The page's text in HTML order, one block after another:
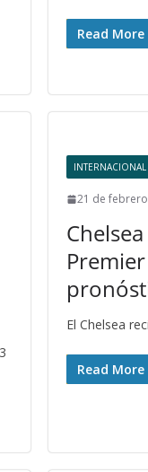
Read More
INTERNACIONAL
21 de
El Chelsea
Read More